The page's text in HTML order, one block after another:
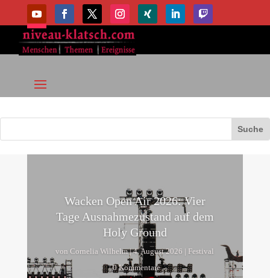
Wacken Open Air 2026: Vier
Tage Ausnahmezustand auf dem
Holy Ground
vonCornelia Wilhelm|4. August 2026 | Festival
| 0 Kommentare